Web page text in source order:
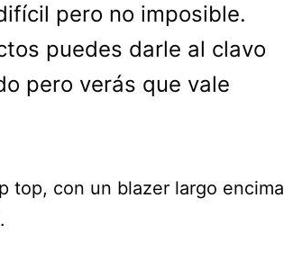
pero no imposible.
puedes darle al clavo
pero verás que vale
top, con un blazer largo encima